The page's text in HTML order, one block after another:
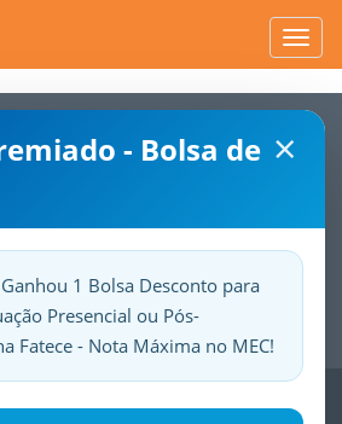
×
- Bolsa de
1 Bolsa Desconto para
Presencial ou Pós-
Fatece - Nota Máxima no MEC!
Seuorgulho.